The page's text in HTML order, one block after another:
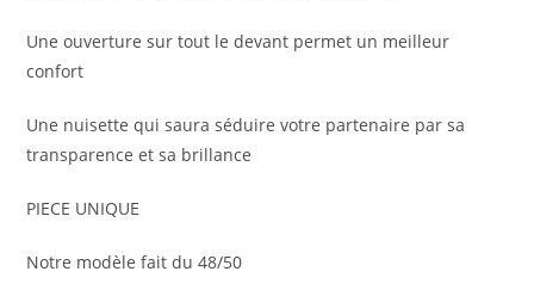
Une ouverture sur tout le devant permet un meilleur
confort
Une nuisette qui saura séduire votre partenaire par sa
transparence et sa brillance
PIECE UNIQUE
Notre modèle fait du 48/50